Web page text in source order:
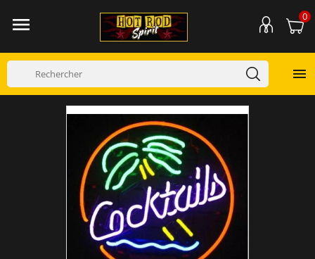
 0
